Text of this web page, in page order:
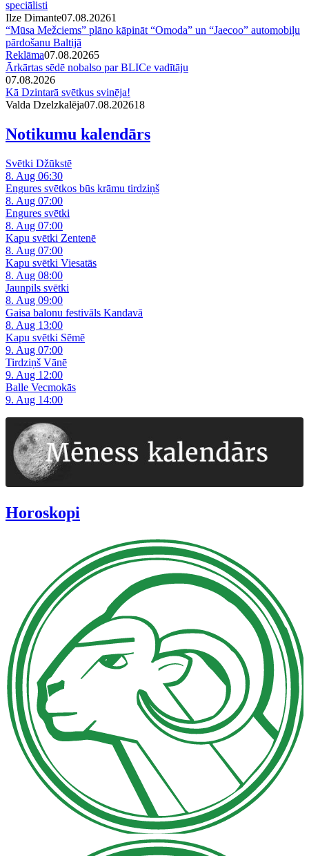
speciālisti
Ilze Dimante07.08.20261
“Mūsa Mežciems” plāno kāpināt “Omoda” un “Jaecoo” automobiļu
pārdošanu Baltijā
Reklāma07.08.20265
Ārkārtas sēdē nobalso par BLICe vadītāju
07.08.2026
Kā Dzintarā svētkus svinēja!
Valda Dzelzkalēja07.08.202618
Notikumu kalendārs
Svētki Džūkstē
8. Aug 06:30
Engures svētkos būs krāmu tirdziņš
8. Aug 07:00
Engures svētki
8. Aug 07:00
Kapu svētki Zentenē
8. Aug 07:00
Kapu svētki Viesatās
8. Aug 08:00
Jaunpils svētki
8. Aug 09:00
Gaisa balonu festivāls Kandavā
8. Aug 13:00
Kapu svētki Sēmē
9. Aug 07:00
Tirdziņš Vānē
9. Aug 12:00
Balle Vecmokās
9. Aug 14:00
Horoskopi